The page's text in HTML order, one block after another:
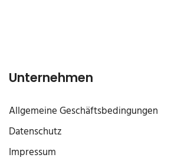
Unternehmen
Allgemeine Geschäftsbedingungen
Datenschutz
Impressum